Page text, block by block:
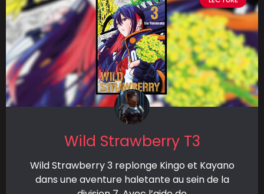
Wild Strawberry T3
Wild Strawberry 3 replonge Kingo et Kayano
dans une aventure haletante au sein de la